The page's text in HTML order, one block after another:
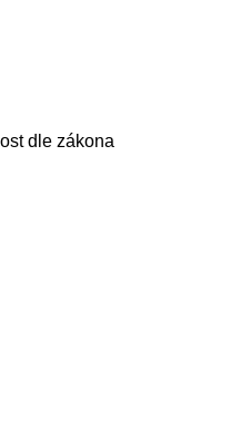
dle zákona